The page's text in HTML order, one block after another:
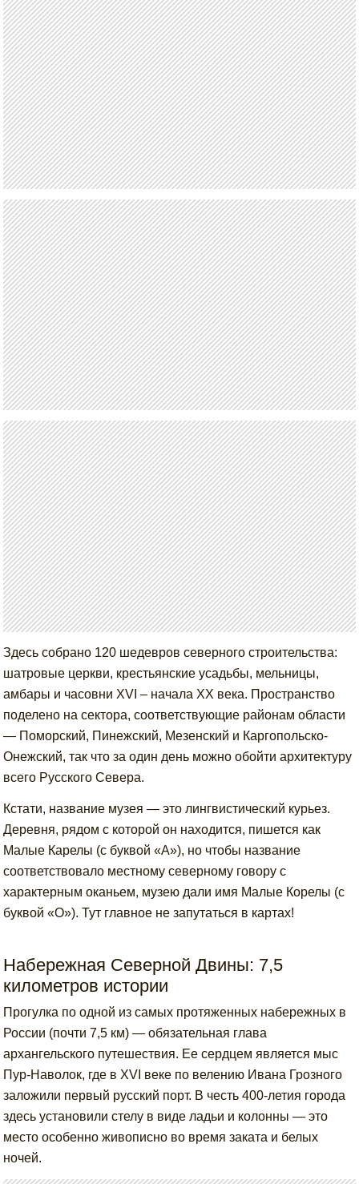
Здесь собрано 120 шедевров северного строительства:
шатровые церкви, крестьянские усадьбы, мельницы,
амбары и часовни XVI – начала XX века. Пространство
поделено на сектора, соответствующие районам области
— Поморский, Пинежский, Мезенский и Каргопольско-
Онежский, так что за один день можно обойти архитектуру
всего Русского Севера.
Кстати, название музея — это лингвистический курьез.
Деревня, рядом с которой он находится, пишется как
Малые Карелы (с буквой «А»), но чтобы название
соответствовало местному северному говору с
характерным оканьем, музею дали имя Малые Корелы (с
буквой «О»). Тут главное не запутаться в картах!
Набережная Северной Двины: 7,5
километров истории
Прогулка по одной из самых протяженных набережных в
России (почти 7,5 км) — обязательная глава
архангельского путешествия. Ее сердцем является мыс
Пур-Наволок, где в XVI веке по велению Ивана Грозного
заложили первый русский порт. В честь 400-летия города
здесь установили стелу в виде ладьи и колонны — это
место особенно живописно во время заката и белых
ночей.